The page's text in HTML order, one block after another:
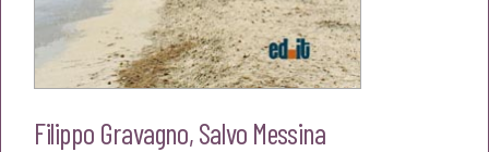
Filippo Gravagno,Salvo Messina